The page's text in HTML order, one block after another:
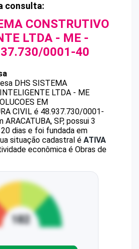
consulta:
CONSTRUTIVO
LTDA - ME -
0001-40
DHS SISTEMA
LTDA - ME
EM
CIVIL é 48.937.730/0001-
ARACATUBA, SP, possui 3
dias e foi fundada em
situação cadastral é ATIVA
econômica é Obras de